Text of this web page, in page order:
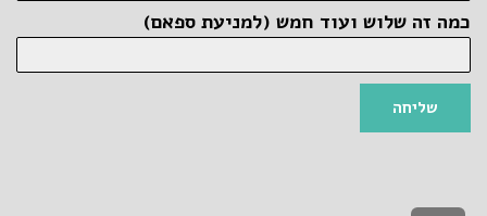
כמה זה שלוש ועוד חמש (למניעת ספאם)
שליחה